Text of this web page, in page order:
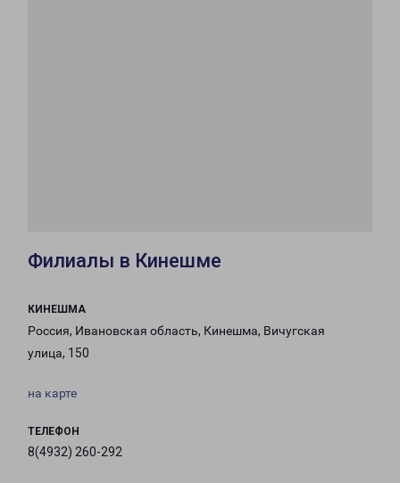
Филиалы в Кинешме
КИНЕШМА
Россия, Ивановская область, Кинешма, Вичугская
улица, 150
на карте
ТЕЛЕФОН
8(4932) 260-292